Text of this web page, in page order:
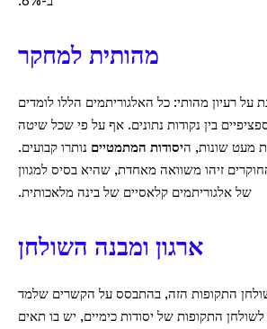
מהותית למחקר
על רעיון מהותי: כל האלגוריתמים הללו לומדים
בין נקודות נתונים. אף על פי שכל שיטה
מעט שונות, היסודות המתמטיים נותרו קבועים.
זיהו משוואה מאחדת, שהיא בסיס למגוון
של אלגוריתמים קלאסיים של בינה מלאכותית.
ארגון ומבנה השולחן
התקופות הזה, בהתבסס על הקשרים שלמד
התקופות של יסודות כימיים, יש בו תאים